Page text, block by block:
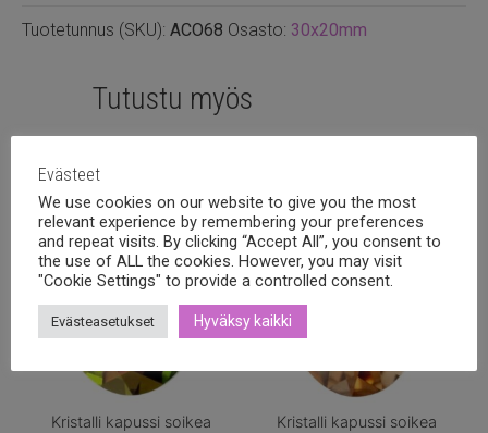
Crystal
Tuotetunnus (SKU): ACO68 Osasto: 30x20mm
Tutustu myös
Kristalli kapussi soikea
Kristalli kapussi soikea
Evästeet
We use cookies on our website to give you the most
relevant experience by remembering your preferences
and repeat visits. By clicking “Accept All”, you consent to
the use of ALL the cookies. However, you may visit
"Cookie Settings" to provide a controlled consent.
Evästeasetukset Hyväksy kaikki